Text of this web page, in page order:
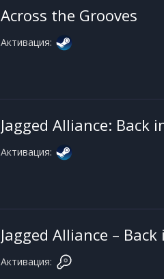
Across the Grooves
Активация:
Jagged Alliance: Back
Активация:
Jagged Alliance –
Активация: